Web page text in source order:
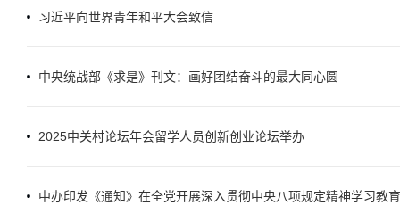
习近平向世界青年和平大会致信
中央统战部《求是》刊文：画好团结奋斗的最大同心圆
2025中关村论坛年会留学人员创新创业论坛举办
中办印发《通知》在全党开展深入贯彻中央八项规定精神学习教育